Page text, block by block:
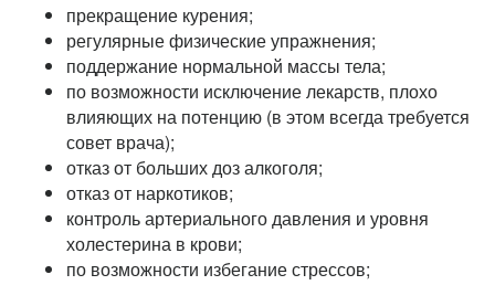
прекращение курения;
регулярные физические упражнения;
поддержание нормальной массы тела;
по возможности исключение лекарств, плохо
влияющих на потенцию (в этом всегда требуется
совет врача);
отказ от больших доз алкоголя;
отказ от наркотиков;
контроль артериального давления и уровня
холестерина в крови;
по возможности избегание стрессов;